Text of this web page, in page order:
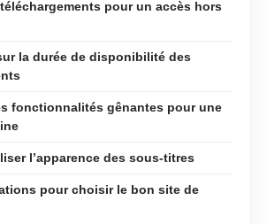
pour un accès hors
la durée de disponibilité des
fonctionnalités gênantes pour une
l’apparence des sous-titres
pour choisir le bon site de